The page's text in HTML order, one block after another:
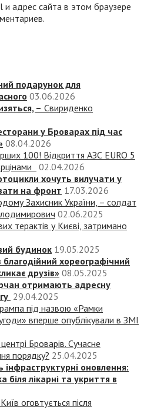
адрес сайта в этом браузере
подарунок для
03.06.2026
– Свириденко
у Броварах під час
08.04.2026
100! Відкриття АЗС EURO 5
02.04.2026
хочуть вилучати у
на фронт 17.03.2026
Захисник України, – солдат
02.06.2025
терактів у Києві, затримано
будинок 19.05.2025
хореографічний
друзів» 08.05.2025
отримають адресну
29.04.2025
під назвою «‎Рамки
вперше опублікували в ЗМІ
Броварів. Сучасне
порядку? 25.04.2025
оновлення:
біля лікарні та укриття в
оговтується після